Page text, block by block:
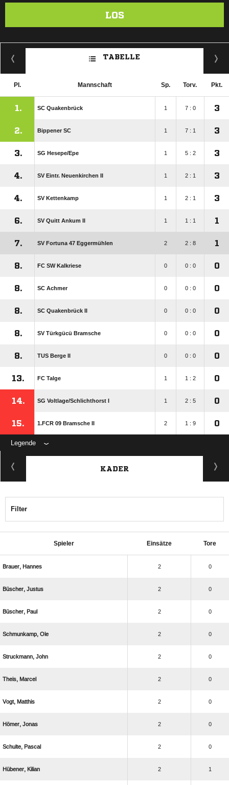
LOS
TABELLE
Pl. Mannschaft Sp. Torv. Pkt.
1. SC Quakenbrück 1 7 : 0 3
2. Bippener SC 1 7 : 1 3
3. SG Hesepe/​Epe 1 5 : 2 3
4. SV Eintr. Neuenkirchen II 1 2 : 1 3
4. SV Kettenkamp 1 2 : 1 3
6. SV Quitt Ankum II 1 1 : 1 1
7. SV Fortuna 47 Eggermühlen 2 2 : 8 1
8. FC SW Kalkriese 0 0 : 0 0
8. SC Achmer 0 0 : 0 0
8. SC Quakenbrück II 0 0 : 0 0
8. SV Türkgücü Bramsche 0 0 : 0 0
8. TUS Berge II 0 0 : 0 0
13. FC Talge 1 1 : 2 0
14. SG Voltlage/​Schlichthorst I 1 2 : 5 0
15. 1.FCR 09 Bramsche II 2 1 : 9 0
Legende
KADER
Filter
Spieler Einsätze Tore
  2 0
  2 0
  2 0
  2 0
  2 0
  2 0
  2 0
  2 0
  2 0
  2 1